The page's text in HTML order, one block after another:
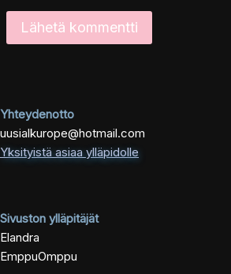
Yhteydenotto
uusialkurope@hotmail.com
Yksityistä asiaa ylläpidolle
Sivuston ylläpitäjät
Elandra
EmppuOmppu